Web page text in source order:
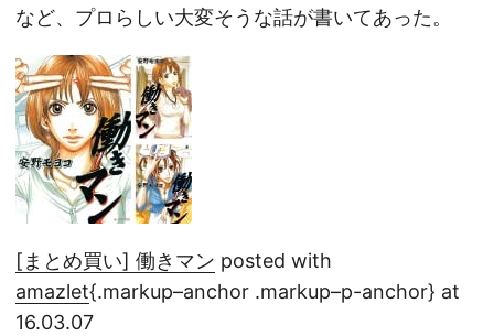
など、プロらしい大変そうな話が書いてあった。
[まとめ買い] 働きマン posted with
amazlet{.markup–anchor .markup–p-anchor} at
16.03.07